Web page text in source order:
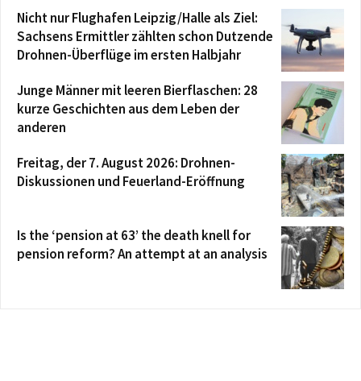
Nicht nur Flughafen Leipzig/Halle als Ziel:
Sachsens Ermittler zählten schon Dutzende
Drohnen-Überflüge im ersten Halbjahr
Junge Männer mit leeren Bierflaschen: 28
kurze Geschichten aus dem Leben der
anderen
Freitag, der 7. August 2026: Drohnen-
Diskussionen und Feuerland-Eröffnung
Is the ‘pension at 63’ the death knell for
pension reform? An attempt at an analysis